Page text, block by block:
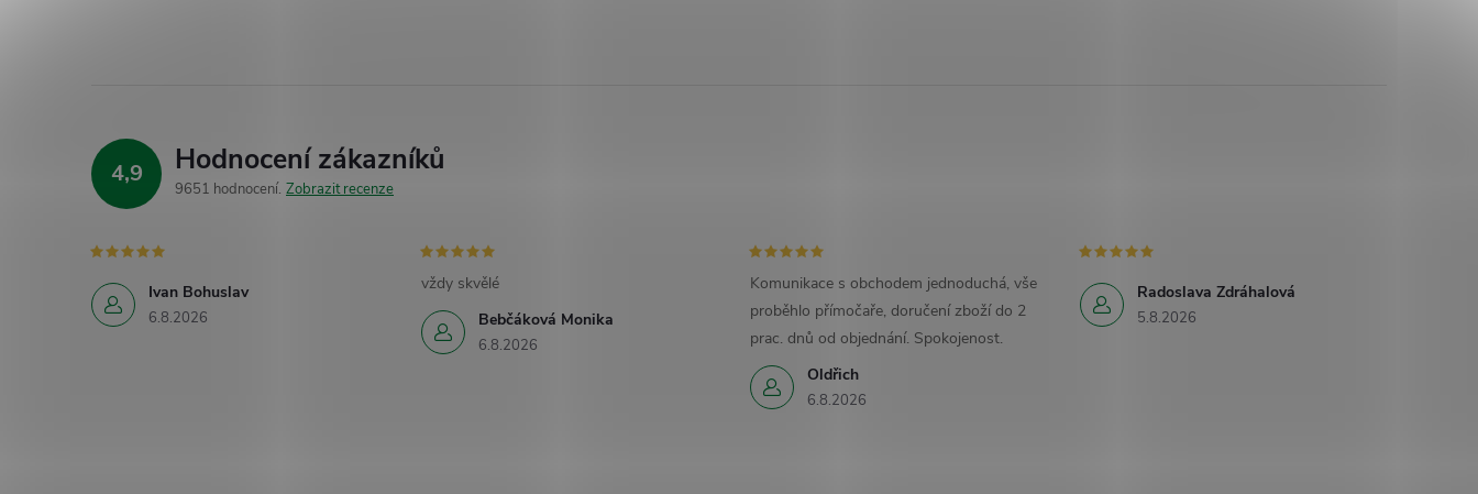
4,9 Hodnocení zákazníků
9651 hodnocení Zobrazit recenze
Ivan Bohuslav
6.8.2026 Bebčáková Monika
6.8.2026
vždy skvělé
Oldřich
6.8.2026
Komunikace s obchodem jednoduchá, vše
proběhlo přímočaře, doručení zboží do 2
prac. dnů od objednání. Spokojenost.
Radoslava Zdráhalová
5.8.2026